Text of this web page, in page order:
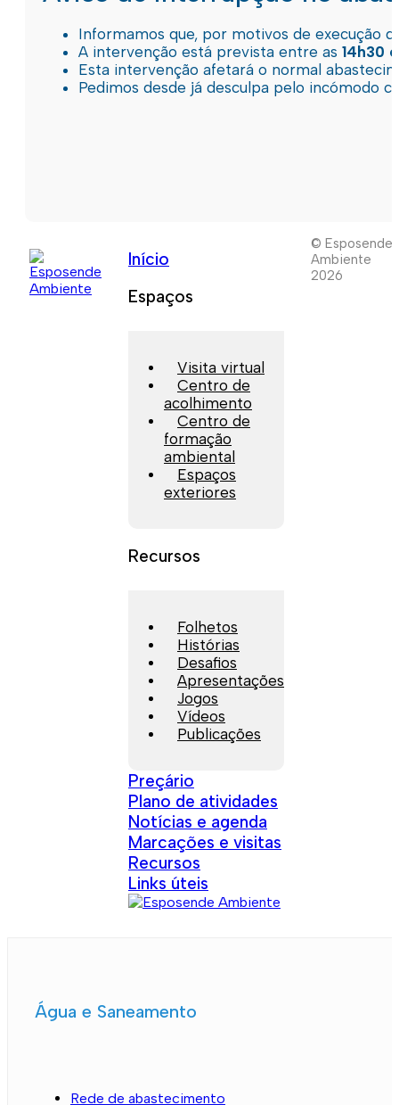
Informamos que, por motivos de execução
A intervenção está prevista entre as 14h30
Esta intervenção afetará o normal
Pedimos desde já desculpa pelo incómodo
Início
Espaços
Visita virtual
Centro de
acolhimento
Centro de
formação
ambiental
Espaços
exteriores
Recursos
Folhetos
Histórias
Desafios
Apresentações
Jogos
Vídeos
Publicações
Preçário
Plano de atividades
Notícias e agenda
Marcações e visitas
Recursos
Links úteis
© Esposende
Ambiente
2026
Água e Saneamento
Rede de abastecimento